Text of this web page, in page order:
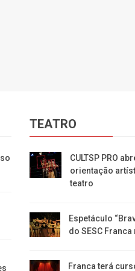
TEATRO
CULTSP PRO
orientação
teatro
Espetáculo
do SESC
Franca terá